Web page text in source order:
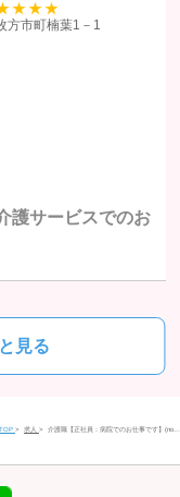
特定できないよう加工
を特定できない統計デ
とができるものとしま
原1 201号室
見る
護サービスでのお
方市町楠葉1－1
求人 介護職【正社員：病院でのお仕事です】(no…